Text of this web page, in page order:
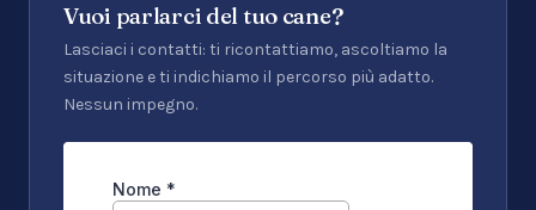
Vuoi parlarci del tuo cane?
Lasciaci i contatti: ti ricontattiamo, ascoltiamo la
situazione e ti indichiamo il percorso più adatto.
Nessun impegno.